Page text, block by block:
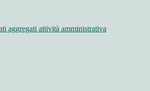
aggregati attività amministrativa